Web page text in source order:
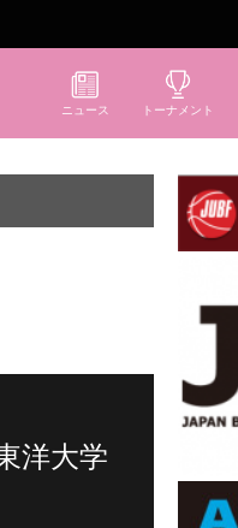
ニュース トーナメント
洋大学